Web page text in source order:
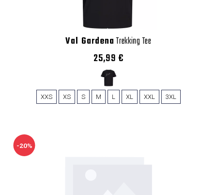
Val Gardena Trekking Tee
25,99 €
XXS XS S M L XL XXL 3XL
-20%